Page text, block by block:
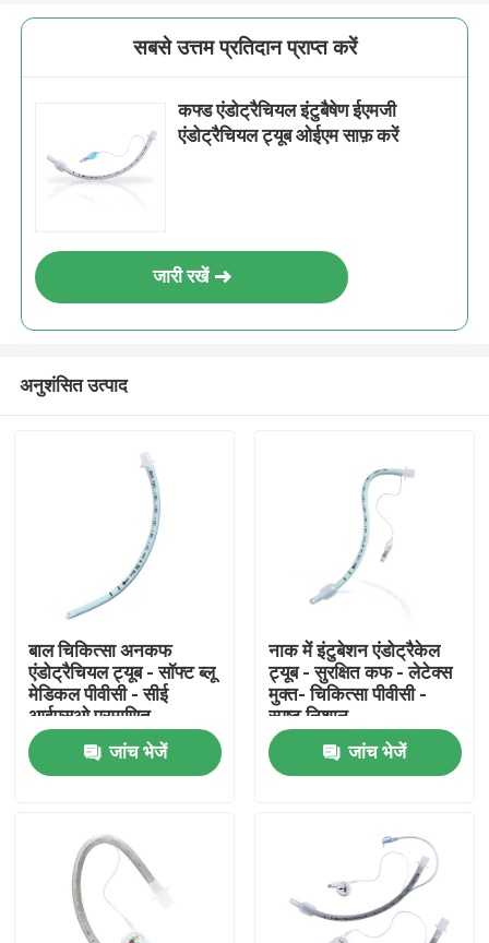
उत्पाद
वीआर दिखाएँ
सबसे उत्तम प्रतिदान प्राप्त करें
कफ्ड एंडोट्रैचियल इंटुबैषेण ईएमजी
एंडोट्रैचियल ट्यूब ओईएम साफ़ करें
जारी रखें
अनुशंसित उत्पाद
बाल चिकित्सा अनकफ
एंडोट्रैचियल ट्यूब - सॉफ्ट ब्लू
मेडिकल पीवीसी - सीई
आईएसओ प्रमाणित
जांच भेजें
नाक में इंटुबेशन एंडोट्रैकेल
ट्यूब - सुरक्षित कफ - लेटेक्स
मुक्त- चिकित्सा पीवीसी -
स्पष्ट निशान
जांच भेजें